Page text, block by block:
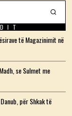
të Magazinimit në
se Sulmet me
për Shkak të